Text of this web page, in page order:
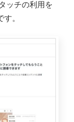
ッチの利用を
。